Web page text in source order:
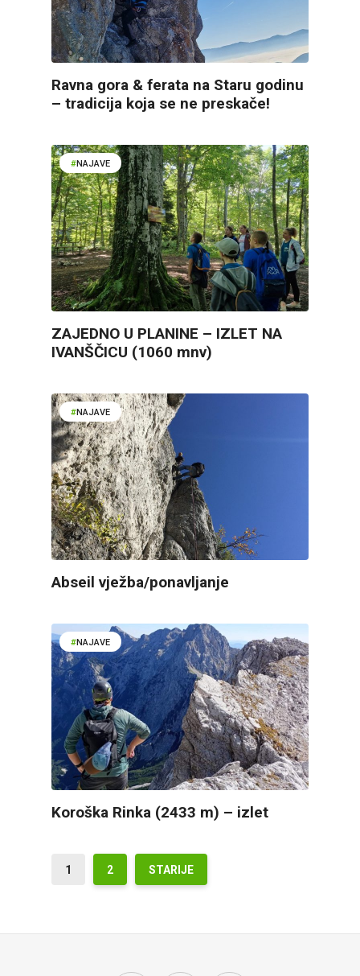
Ravna gora & ferata na Staru godinu
– tradicija koja se ne preskače!
NAJAVE
ZAJEDNO U PLANINE – IZLET NA
IVANŠČICU (1060 mnv)
NAJAVE
Abseil vježba/ponavljanje
NAJAVE
Koroška Rinka (2433 m) – izlet
1 2 STARIJE